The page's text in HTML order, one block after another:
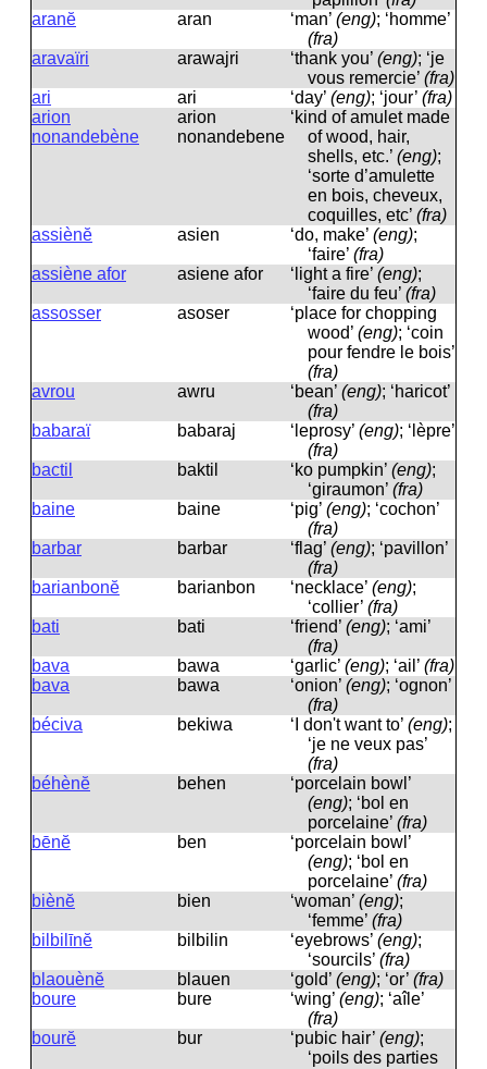
aranĕ
aran ‘man’ (eng); ‘homme’
(fra)
aravaïri
arawajri ‘thank you’ (eng); ‘je
vous remercie’ (fra)
ari
ari ‘day’ (eng); ‘jour’ (fra)
arion
nonandebène
arion
nonandebene
‘kind of amulet made
of wood, hair,
shells, etc.’ (eng);
‘sorte d’amulette
en bois, cheveux,
coquilles, etc’ (fra)
assiènĕ
asien ‘do, make’ (eng);
‘faire’ (fra)
assiène afor
asiene afor ‘light a fire’ (eng);
‘faire du feu’ (fra)
assosser
asoser
‘place for chopping
wood’ (eng); ‘coin
pour fendre le bois’
(fra)
avrou
awru ‘bean’ (eng); ‘haricot’
(fra)
babaraï
babaraj ‘leprosy’ (eng); ‘lèpre’
(fra)
bactil
baktil ‘ko pumpkin’ (eng);
‘giraumon’ (fra)
baine
baine ‘pig’ (eng); ‘cochon’
(fra)
barbar
barbar ‘flag’ (eng); ‘pavillon’
(fra)
barianbonĕ
barianbon ‘necklace’ (eng);
‘collier’ (fra)
bati
bati ‘friend’ (eng); ‘ami’
(fra)
bava
bawa ‘garlic’ (eng); ‘ail’ (fra)
bava
bawa ‘onion’ (eng); ‘ognon’
(fra)
béciva
bekiwa ‘I don't want to’ (eng);
‘je ne veux pas’
(fra)
béhènĕ
behen
‘porcelain bowl’
(eng); ‘bol en
porcelaine’ (fra)
bēnĕ
ben
‘porcelain bowl’
(eng); ‘bol en
porcelaine’ (fra)
biènĕ
bien ‘woman’ (eng);
‘femme’ (fra)
bilbilīnĕ
bilbilin ‘eyebrows’ (eng);
‘sourcils’ (fra)
blaouènĕ
blauen ‘gold’ (eng); ‘or’ (fra)
boure
bure ‘wing’ (eng); ‘aîle’
(fra)
bourĕ
bur ‘pubic hair’ (eng);
‘poils des parties